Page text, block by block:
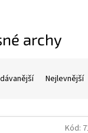
archy
Nejlevnější
Kód: